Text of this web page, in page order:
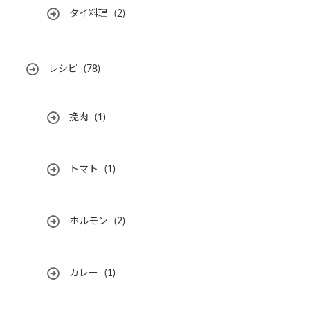
タイ料理 (2)
レシピ (78)
挽肉 (1)
トマト (1)
ホルモン (2)
カレー (1)